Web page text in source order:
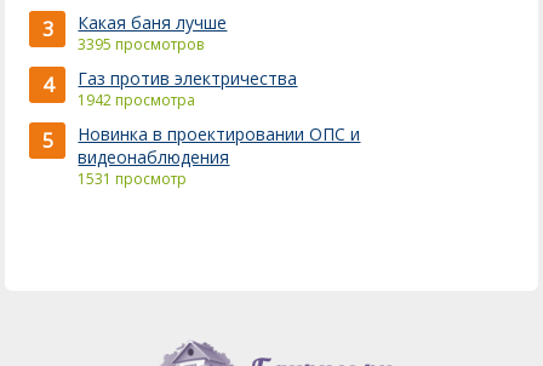
3 Какая баня лучше
3395 просмотров
4 Газ против электричества
1942 просмотра
5
Новинка в проектировании ОПС и
видеонаблюдения
1531 просмотр